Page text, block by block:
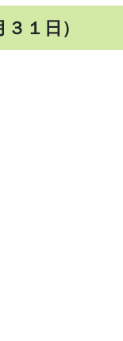
１日）